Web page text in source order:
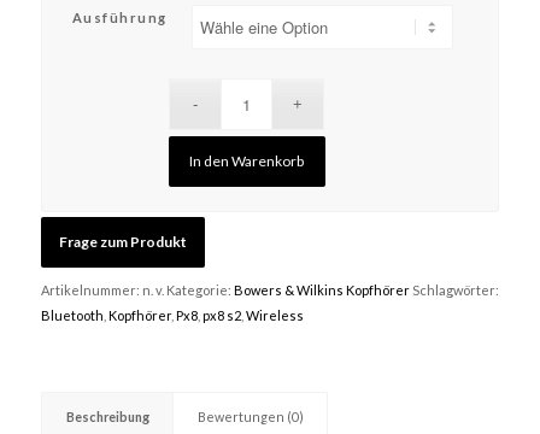
Ausführung
In den Warenkorb
Artikelnummer: n. v. Kategorie: Bowers & Wilkins Kopfhörer Schlagwörter:
Bluetooth Kopfhörer, Px8, px8 s2, Wireless
Beschreibung Bewertungen (0)